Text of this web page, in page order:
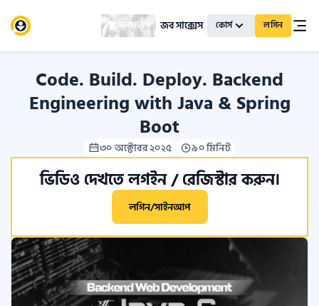
স্কলারশিপ জব সাক্সেস কোর্স লগিন
Code. Build. Deploy. Backend
Engineering with Java & Spring
Boot
৩০ অক্টোবর ২০২৫ ৯০ মিনিট
ভিডিও দেখতে লগইন / রেজিস্টার করুন।
লগিন/সাইনআপ